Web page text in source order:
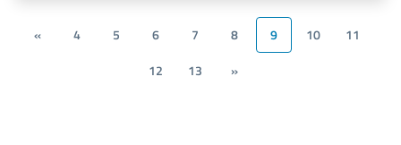
« 4 5 6 7 8 9 10
11
12
13 »